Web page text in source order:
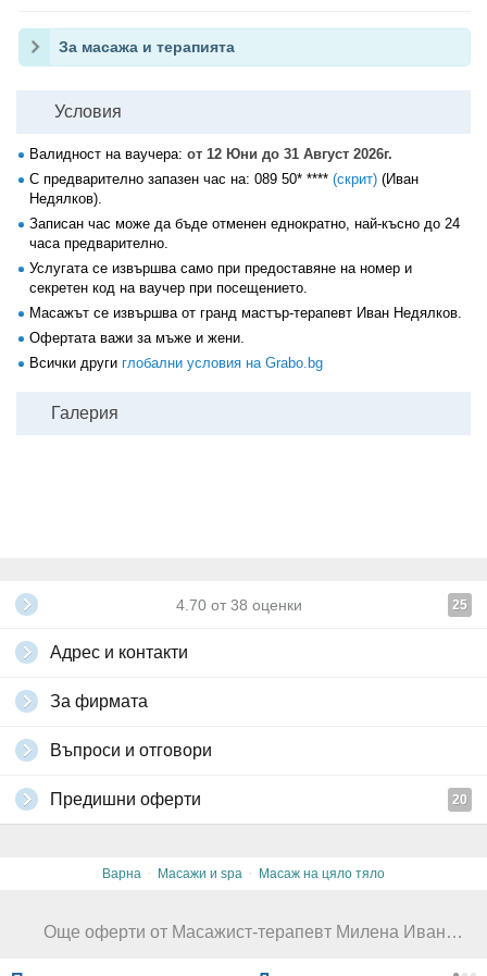
За масажа и терапията
Условия
Валидност на ваучера: от 12 Юни до 31 Август 2026г.
С предварително запазен час на: 089 50* **** (скрит) (Иван
Недялков).
Записан час може да бъде отменен еднократно, най-късно до 24
часа предварително.
Услугата се извършва само при предоставяне на номер и
секретен код на ваучер при посещението.
Масажът се извършва от гранд мастър-терапевт Иван Недялков.
Офертата важи за мъже и жени.
Всички други глобални условия на Grabo.bg
Галерия
4.70 от 38 оценки 25
Адрес и контакти
За фирмата
Въпроси и отговори
Предишни оферти 20
Варна · Масажи и spa · Масаж на цяло тяло
Още оферти от Масажист-терапевт Милена Иванова